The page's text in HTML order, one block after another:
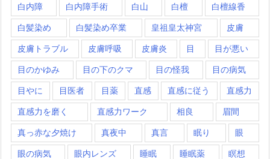
白内障 白内障手術 白山 白檀 白檀線香
白髪染め 白髪染め卒業 皇祖皇太神宮 皮膚
皮膚トラブル 皮膚呼吸 皮膚炎 目 目が悪い
目のかゆみ 目の下のクマ 目の怪我 目の病気
目やに 目医者 目薬 直感 直感に従う 直感力
直感力を磨く 直感力ワーク 相良 眉間
真っ赤な夕焼け 真夜中 真言 眠り 眼
眼の病気 眼内レンズ 睡眠 睡眠薬 瞑想